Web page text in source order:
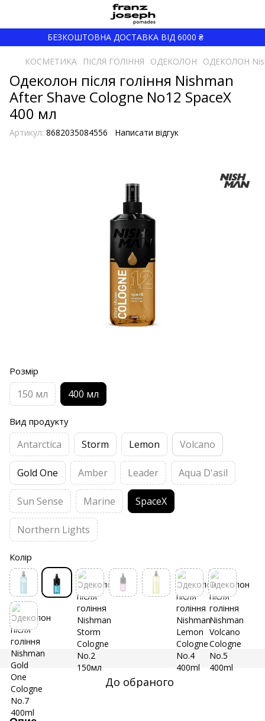
БЕЗКОШТОВНА ДОСТАВКА ВІД 6000 ₴
КОСМЕТИКА ПІСЛЯ ГОЛІННЯ ОДЕКОЛОН ОДЕКОЛОН
Одеколон після гоління Nishman
After Shave Cologne No12 SpaceX
400 мл
Артикул: 8682035084556 Написати відгук
Розмір
150 мл 400 мл
Вид продукту
Antarctica Storm Lemon Volcano
Gold One Amber Leader Aqua D'asil
Sun Sense Marine SpaceX
Northern Lights
Колір
До обраного